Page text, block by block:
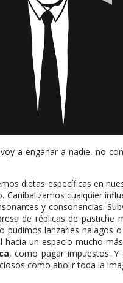
a engañar a nadie, no
dietas específicas en
cualquier
y consonancias.
de réplicas de
lanzarles
un espacio mucho
, como pagar impuestos.
como abolir toda la